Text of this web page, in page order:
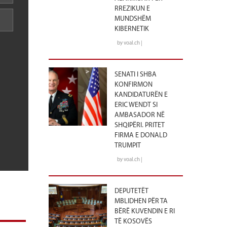
RREZIKUN E
MUNDSHËM
KIBERNETIK
by voal.ch |
SENATI I SHBA
KONFIRMON
KANDIDATURËN E
ERIC WENDT SI
AMBASADOR NË
SHQIPËRI. PRITET
FIRMA E DONALD
TRUMPIT
by voal.ch |
DEPUTETËT
MBLIDHEN PËR TA
BËRË KUVENDIN E RI
TË KOSOVËS